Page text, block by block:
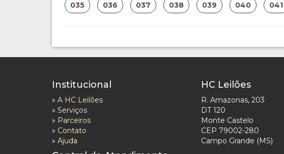
035 036 037 038 039 040 041
Institucional
» A HC Leilões
» Serviços
» Parceiros
» Contato
» Ajuda
HC Leilões
R. Amazonas, 203
DT 120
Monte Castelo
CEP 79002-280
Campo Grande (MS)